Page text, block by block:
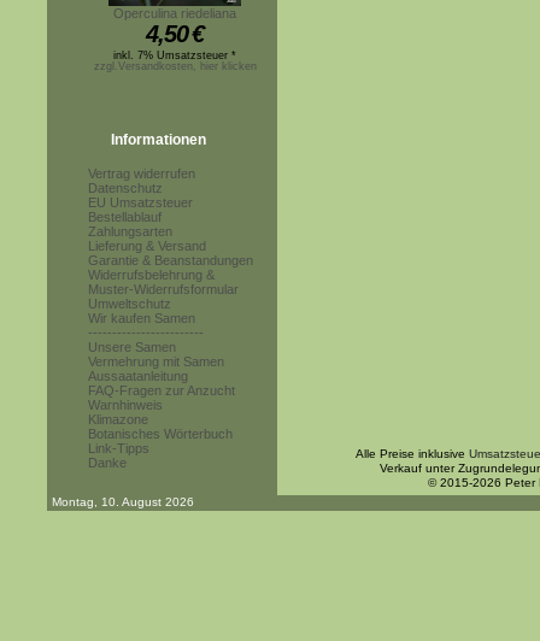
Operculina riedeliana
4,50€
inkl. 7% Umsatzsteuer *
zzgl.Versandkosten, hier klicken
Informationen
Vertrag widerrufen
Datenschutz
EU Umsatzsteuer
Bestellablauf
Zahlungsarten
Lieferung & Versand
Garantie & Beanstandungen
Widerrufsbelehrung &
Muster-Widerrufsformular
Umweltschutz
Wir kaufen Samen
------------------------
Unsere Samen
Vermehrung mit Samen
Aussaatanleitung
FAQ-Fragen zur Anzucht
Warnhinweis
Klimazone
Botanisches Wörterbuch
Link-Tipps
Danke
Alle Preise inklusive
Verkauf unter
© 2015-2026 Peter
Montag, 10. August 2026